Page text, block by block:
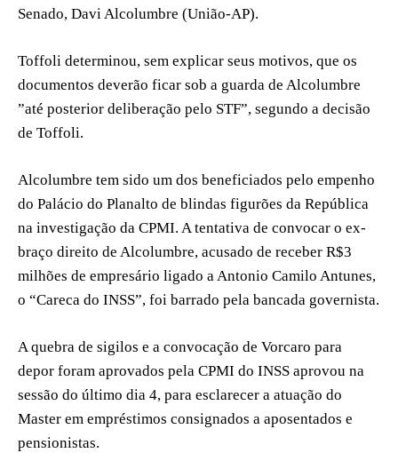
Senado, Davi Alcolumbre (União-AP).
Toffoli determinou, sem explicar seus motivos, que os
documentos deverão ficar sob a guarda de Alcolumbre
”até posterior deliberação pelo STF”, segundo a decisão
de Toffoli.
Alcolumbre tem sido um dos beneficiados pelo empenho
do Palácio do Planalto de blindas figurões da República
na investigação da CPMI. A tentativa de convocar o ex-
braço direito de Alcolumbre, acusado de receber R$3
milhões de empresário ligado a Antonio Camilo Antunes,
o “Careca do INSS”, foi barrado pela bancada governista.
A quebra de sigilos e a convocação de Vorcaro para
depor foram aprovados pela CPMI do INSS aprovou na
sessão do último dia 4, para esclarecer a atuação do
Master em empréstimos consignados a aposentados e
pensionistas.